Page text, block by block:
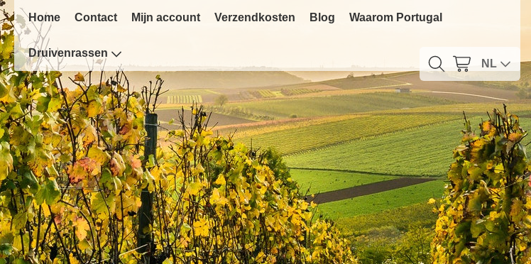
Home Contact Mijn account Verzendkosten Blog Waarom Portugal
Druivenrassen
NL